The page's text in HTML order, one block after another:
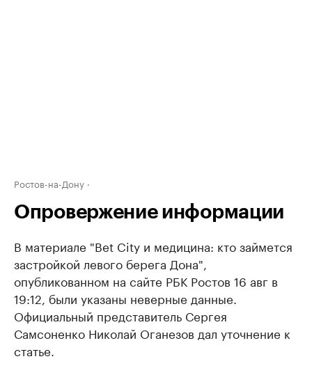
Ростов-на-Дону
Опровержение информации
В материале "Bet City и медицина: кто займется
застройкой левого берега Дона",
опубликованном на сайте РБК Ростов 16 авг в
19:12, были указаны неверные данные.
Официальный представитель Сергея
Самсоненко Николай Оганезов дал уточнение к
статье.